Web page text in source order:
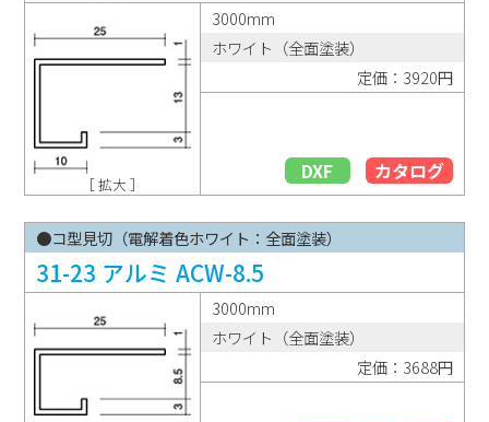
［ 拡大 ］
3000mm
ホワイト（全面塗装）
定価：3920円
DXF カタログ
●コ型見切（電解着色ホワイト：全面塗装）
31-23 アルミ ACW-8.5
3000mm
ホワイト（全面塗装）
定価：3688円